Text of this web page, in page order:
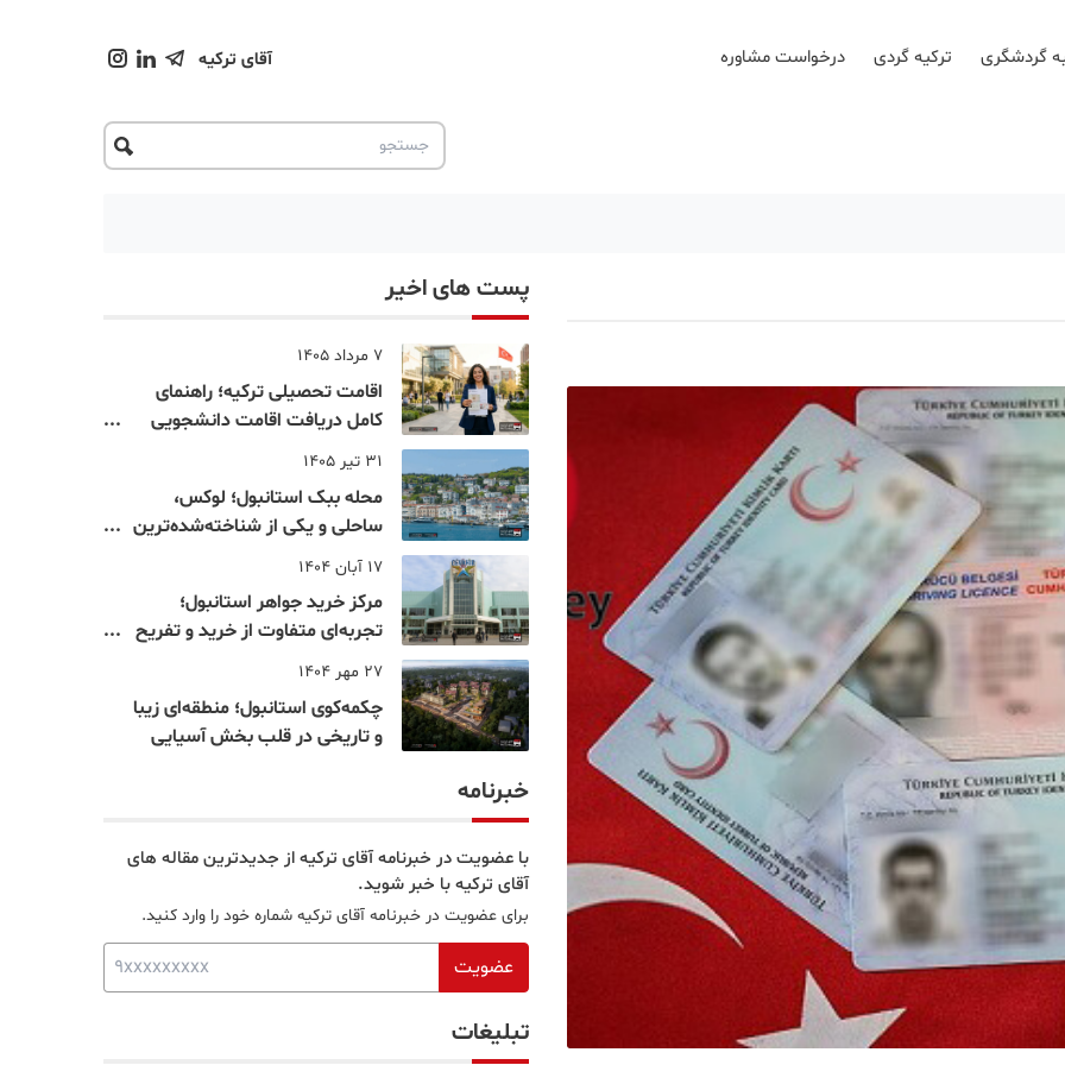
گردشگری ترکیه گردی درخواست مشاوره آقای ترکیه
پست های اخیر
7 مرداد 1405
اقامت تحصیلی ترکیه؛ راهنمای
کامل دریافت اقامت دانشجویی
ترکیه در سال ۲۰۲۶
31 تیر 1405
محله ببک استانبول؛ لوکس،
ساحلی و یکی از شناخته‌شده‌ترین
نقاط بسفر
17 آبان 1404
مرکز خرید جواهر استانبول؛
تجربه‌ای متفاوت از خرید و تفریح
در قلب استانبول
27 مهر 1404
چکمه‌کوی استانبول؛ منطقه‌ای زیبا
و تاریخی در قلب بخش آسیایی
خبرنامه
با عضویت در خبرنامه آقای ترکیه از جدیدترین مقاله های
آقای ترکیه با خبر شوید.
برای عضویت در خبرنامه آقای ترکیه شماره خود را وارد کنید.
عضویت
تبلیغات